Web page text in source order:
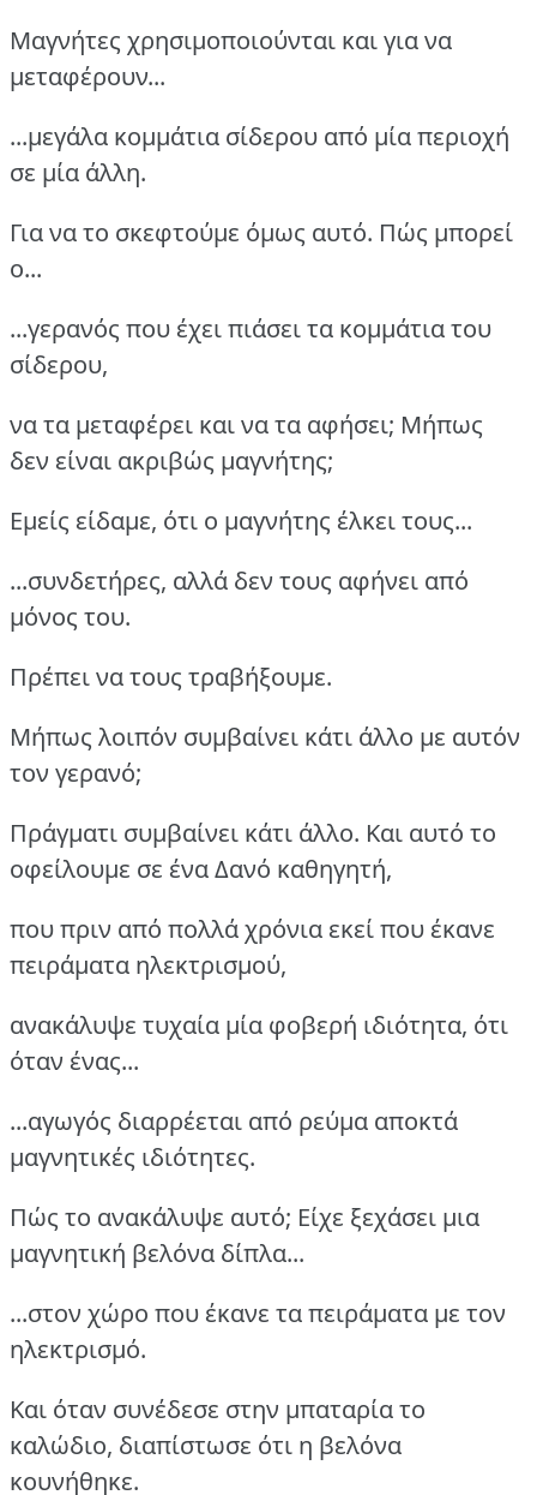
Μαγνήτες χρησιμοποιούνται και για να
μεταφέρουν...
...μεγάλα κομμάτια σίδερου από μία περιοχή
σε μία άλλη.
Για να το σκεφτούμε όμως αυτό. Πώς μπορεί
ο...
...γερανός που έχει πιάσει τα κομμάτια του
σίδερου,
να τα μεταφέρει και να τα αφήσει; Μήπως
δεν είναι ακριβώς μαγνήτης;
Εμείς είδαμε, ότι ο μαγνήτης έλκει τους...
...συνδετήρες, αλλά δεν τους αφήνει από
μόνος του.
Πρέπει να τους τραβήξουμε.
Μήπως λοιπόν συμβαίνει κάτι άλλο με αυτόν
τον γερανό;
Πράγματι συμβαίνει κάτι άλλο. Και αυτό το
οφείλουμε σε ένα Δανό καθηγητή,
που πριν από πολλά χρόνια εκεί που έκανε
πειράματα ηλεκτρισμού,
ανακάλυψε τυχαία μία φοβερή ιδιότητα, ότι
όταν ένας...
...αγωγός διαρρέεται από ρεύμα αποκτά
μαγνητικές ιδιότητες.
Πώς το ανακάλυψε αυτό; Είχε ξεχάσει μια
μαγνητική βελόνα δίπλα...
...στον χώρο που έκανε τα πειράματα με τον
ηλεκτρισμό.
Και όταν συνέδεσε στην μπαταρία το
καλώδιο, διαπίστωσε ότι η βελόνα
κουνήθηκε.